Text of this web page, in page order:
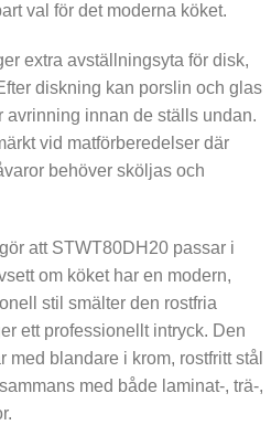
val för det moderna köket.
extra avställningsyta för disk,
diskning kan porslin och glas
avrinning innan de ställs undan.
vid matförberedelser där
behöver sköljas och
att STWT80DH20 passar i
om köket har en modern,
stil smälter den rostfria
ett professionellt intryck. Den
blandare i krom, rostfritt stål
med både laminat-, trä-,